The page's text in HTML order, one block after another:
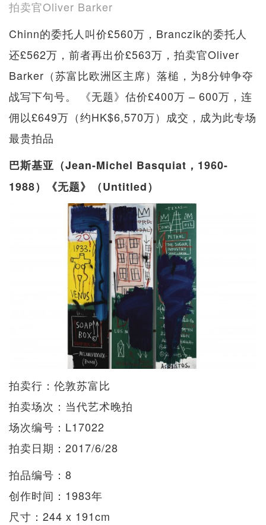
拍卖官Oliver Barker
Chinn的委托人叫价£560万，Branczik的委托人
还£562万，前者再出价£563万，拍卖官Oliver
Barker（苏富比欧洲区主席）落槌，为8分钟争夺
战写下句号。 《无题》估价£400万 – 600万，连
佣以£649万（约HK$6,570万）成交，成为此专场
最贵拍品
巴斯基亚（Jean-Michel Basquiat，1960-
1988）《无题》（Untitled）
拍卖行：伦敦苏富比
拍卖场次：当代艺术晚拍
场次编号：L17022
拍卖日期：2017/6/28
拍品编号：8
创作时间：1983年
尺寸：244 x 191cm